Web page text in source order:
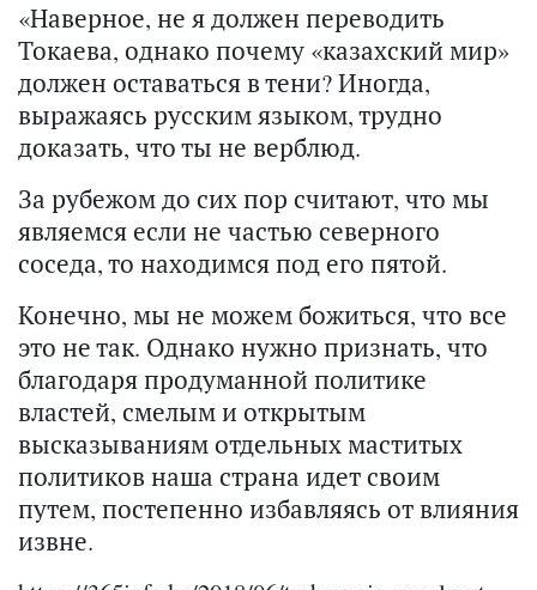
«Наверное, не я должен переводить
Токаева, однако почему «казахский мир»
должен оставаться в тени? Иногда,
выражаясь русским языком, трудно
доказать, что ты не верблюд.
За рубежом до сих пор считают, что мы
являемся если не частью северного
соседа, то находимся под его пятой.
Конечно, мы не можем божиться, что все
это не так. Однако нужно признать, что
благодаря продуманной политике
властей, смелым и открытым
высказываниям отдельных маститых
политиков наша страна идет своим
путем, постепенно избавляясь от влияния
извне.